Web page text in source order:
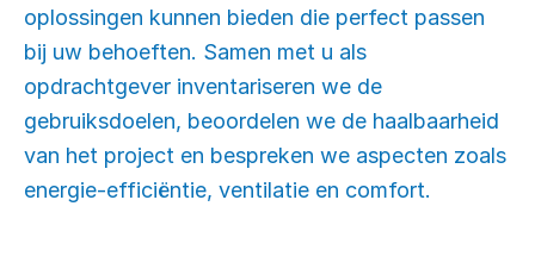
oplossingen kunnen bieden die perfect passen
bij uw behoeften. Samen met u als
opdrachtgever inventariseren we de
gebruiksdoelen, beoordelen we de haalbaarheid
van het project en bespreken we aspecten zoals
energie-efficiëntie, ventilatie en comfort.